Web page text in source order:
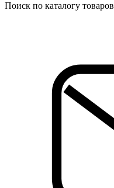
Поиск по каталогу товаров